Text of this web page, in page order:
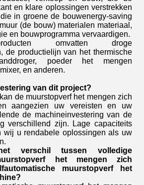
en klare oplossingen verstrekken
in groene de bouwenergy-saving
(de bouw) materialen materiaal,
en bouwprogramma vervaardigen.
omvatten droge
de productielijn van het thermische
poeder het mengen
en anderen.
van dit project?
de muurstopverf het mengen zich
aangezien uw vereisten en uw
de machineinvestering van de
verschillend zijn. Lage capaciteits
wij u rendabele oplossingen als uw
verschil tussen volledige
het mengen zich
muurstopverf het